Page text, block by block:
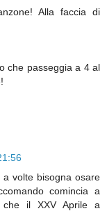
Alla faccia di
che passeggia a 4 al
volte bisogna osare
comincia a
che il XXV Aprile a